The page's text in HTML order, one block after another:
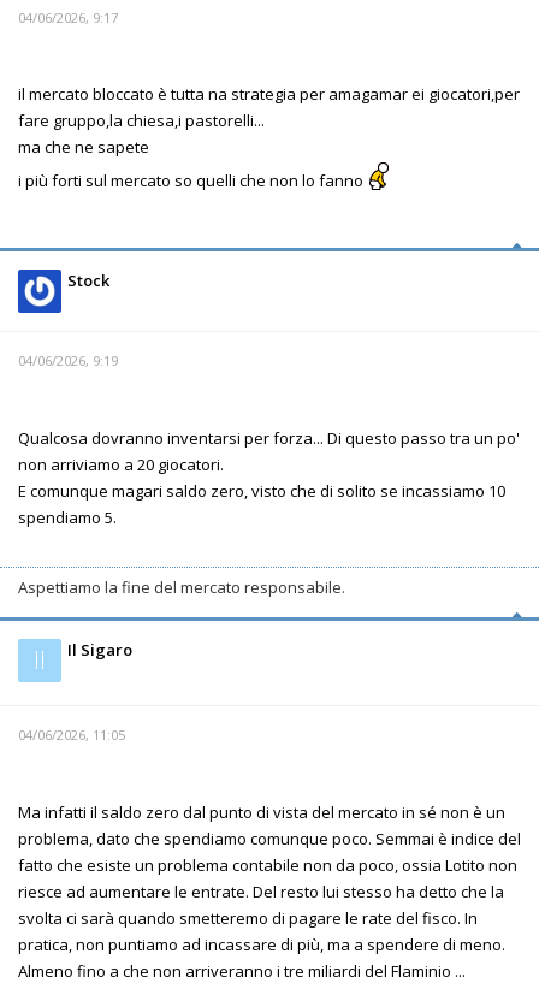
04/06/2026, 9:17
il mercato bloccato è tutta na strategia per amagamar ei giocatori,per
fare gruppo,la chiesa,i pastorelli...
ma che ne sapete
i più forti sul mercato so quelli che non lo fanno
Stock
04/06/2026, 9:19
Qualcosa dovranno inventarsi per forza... Di questo passo tra un po'
non arriviamo a 20 giocatori.
E comunque magari saldo zero, visto che di solito se incassiamo 10
spendiamo 5.
Aspettiamo la fine del mercato responsabile.
Il Il Sigaro
04/06/2026, 11:05
Ma infatti il saldo zero dal punto di vista del mercato in sé non è un
problema, dato che spendiamo comunque poco. Semmai è indice del
fatto che esiste un problema contabile non da poco, ossia Lotito non
riesce ad aumentare le entrate. Del resto lui stesso ha detto che la
svolta ci sarà quando smetteremo di pagare le rate del fisco. In
pratica, non puntiamo ad incassare di più, ma a spendere di meno.
Almeno fino a che non arriveranno i tre miliardi del Flaminio ...